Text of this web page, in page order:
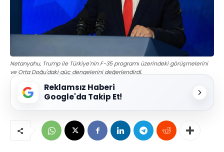
Netanyahu, Trump ile Türkiye'nin F-35 programı üzerindeki görüşmelerini
ve Orta Doğu'daki güç dengelerini değerlendirdi.
Reklamsız Haberi
Google'da Takip Et!